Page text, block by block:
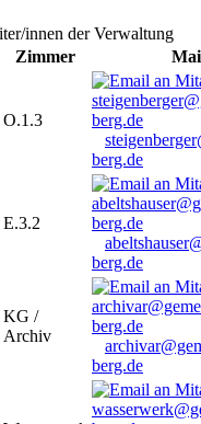
innen der Verwaltung
Zimmer
O.1.3
berg.de
E.3.2
berg.de
KG /
Archiv
berg.de